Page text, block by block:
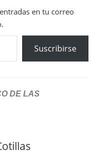
en tu correo
Suscribirse
DE LAS